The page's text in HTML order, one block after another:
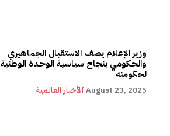
وزير الإعلام يصف الاستقبال الجماهيري
والحكومي بنجاح سياسية الوحدة الوطنية
لحكومته
ألأخبار العالمية August 23, 2025